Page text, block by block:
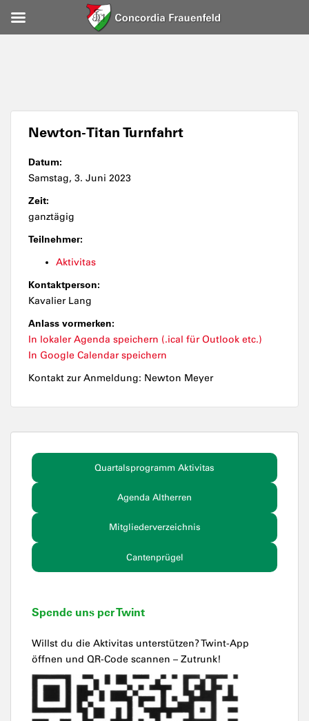
Newton-Titan Turnfahrt
Datum:
Samstag, 3. Juni 2023
Zeit:
ganztägig
Teilnehmer:
Aktivitas
Kontaktperson:
Kavalier Lang
Anlass vormerken:
In lokaler Agenda speichern (.ical für Outlook etc.)
In Google Calendar speichern
Kontakt zur Anmeldung: Newton Meyer
Quartalsprogramm Aktivitas
Agenda Altherren
Mitgliederverzeichnis
Cantenprügel
Spende uns per Twint
Willst du die Aktivitas unterstützen? Twint-App
öffnen und QR-Code scannen – Zutrunk!